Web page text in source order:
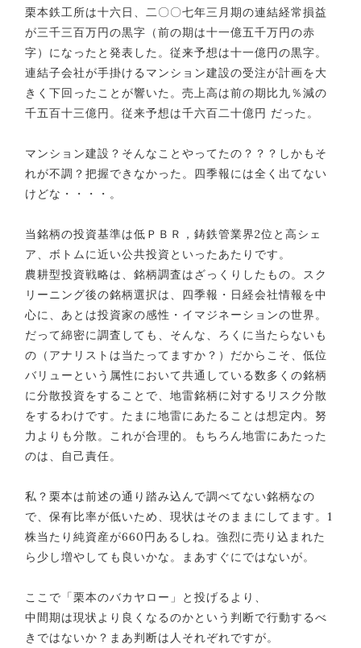
栗本鉄工所は十六日、二〇〇七年三月期の連結経常損益
が三千三百万円の黒字（前の期は十一億五千万円の赤
字）になったと発表した。従来予想は十一億円の黒字。
連結子会社が手掛けるマンション建設の受注が計画を大
きく下回ったことが響いた。売上高は前の期比九％減の
千五百十三億円。従来予想は千六百二十億円 だった。
マンション建設？そんなことやってたの？？？しかもそ
れが不調？把握できなかった。四季報には全く出てない
けどな・・・・。
当銘柄の投資基準は低ＰＢＲ，鋳鉄管業界2位と高シェ
ア、ボトムに近い公共投資といったあたりです。
農耕型投資戦略は、銘柄調査はざっくりしたもの。スク
リーニング後の銘柄選択は、四季報・日経会社情報を中
心に、あとは投資家の感性・イマジネーションの世界。
だって綿密に調査しても、そんな、ろくに当たらないも
の（アナリストは当たってますか？）だからこそ、低位
バリューという属性において共通している数多くの銘柄
に分散投資をすることで、地雷銘柄に対するリスク分散
をするわけです。たまに地雷にあたることは想定内。努
力よりも分散。これが合理的。もちろん地雷にあたった
のは、自己責任。
私？栗本は前述の通り踏み込んで調べてない銘柄なの
で、保有比率が低いため、現状はそのままにしてます。1
株当たり純資産が660円あるしね。強烈に売り込まれた
ら少し増やしても良いかな。まあすぐにではないが。
ここで「栗本のバカヤロー」と投げるより、
中間期は現状より良くなるのかという判断で行動するべ
きではないか？まあ判断は人それぞれですが。